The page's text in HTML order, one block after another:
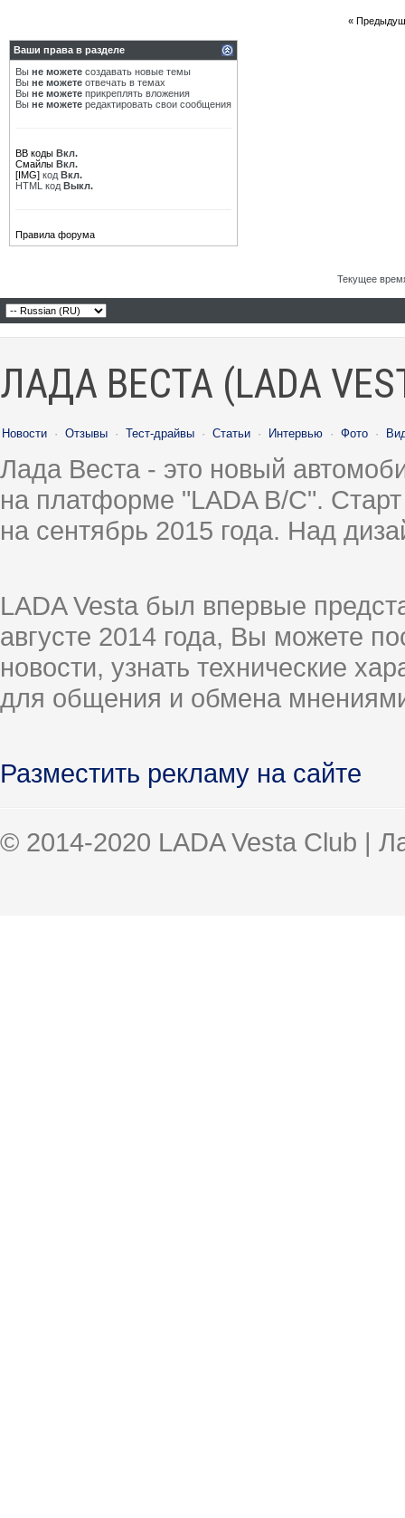
«
Ваши права в разделе
Вы не можете создавать новые темы
Вы не можете отвечать в темах
Вы не можете прикреплять вложения
Вы не можете редактировать свои сообщения
BB коды Вкл.
Смайлы Вкл.
[IMG] код Вкл.
HTML код Выкл.
Правила форума
Текущее
ЛАДА ВЕСТА (LADA
Новости · Отзывы · Тест-драйвы · Статьи · Интервью · Фото ·
Лада Веста - это новый
на платформе "LADA B/C".
на сентябрь 2015 года. Над
LADA Vesta был впервые
августе 2014 года, Вы можете
новости, узнать технические
для общения и обмена
Разместить рекламу на сайте
© 2014-2020 LADA Vesta Club |